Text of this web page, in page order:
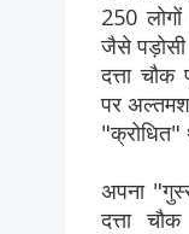
250
जैसे
दत्ता
पर
"क्रोधित"
अपना
दत्ता